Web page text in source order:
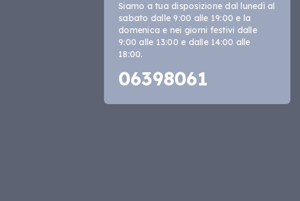
Siamo a tua disposizione dal lunedì al
sabato dalle 9:00 alle 19:00 e la
domenica e nei giorni festivi dalle
9:00 alle 13:00 e dalle 14:00 alle
18:00.
06398061